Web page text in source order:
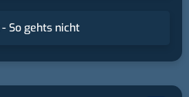
So gehts nicht